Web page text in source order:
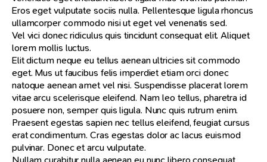
Eros eget vulputate sociis nulla. Pellentesque ligula rhoncus
ullamcorper commodo nisi ut eget vel venenatis sed.
Vel vici donec ridiculus quis tincidunt consequat elit. Aliquet
lorem mollis luctus.
Elit dictum neque eu tellus aenean ultricies sit commodo
eget. Mus ut faucibus felis imperdiet etiam orci donec
natoque aenean amet vel nisi. Suspendisse placerat lorem
vitae arcu scelerisque eleifend. Nam leo tellus, pharetra id
posuere non, semper quis ligula. Nunc quis rutrum enim.
Praesent egestas sapien nec tellus eleifend, feugiat cursus
erat condimentum. Cras egestas dolor ac lacus euismod
pulvinar. Donec et arcu vulputate.